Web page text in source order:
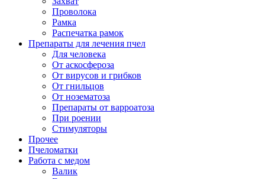
Проволока
Рамка
Распечатка рамок
Препараты для лечения пчел
Для человека
От аскосфероза
От вирусов и грибков
От гнильцов
От нозематоза
Препараты от варроатоза
При роении
Стимуляторы
Прочее
Пчеломатки
Работа с медом
Валик